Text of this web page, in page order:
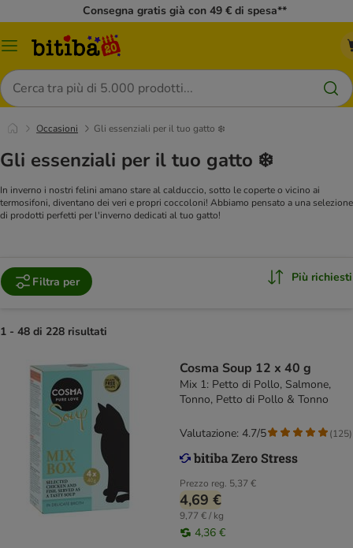
Consegna gratis già con 49 € di spesa**
Overview
Cerca
Occasioni Gli essenziali per il tuo gatto ❄️
Gli essenziali per il tuo gatto ❄️
In inverno i nostri felini amano stare al calduccio, sotto le coperte o vicino ai
termosifoni, diventano dei veri e propri coccoloni! Abbiamo pensato a una selezione
di prodotti perfetti per l'inverno dedicati al tuo gatto!
Filtra per Più richiesti
1 - 48 di 228 risultati
Cosma Soup 12 x 40 g
Mix 1: Petto di Pollo, Salmone,
Tonno, Petto di Pollo & Tonno
Prezzo reg. 5,37 €
4,69 €
9,77 € / kg
4,36 €
Valutazione: 4.7/5 (125)